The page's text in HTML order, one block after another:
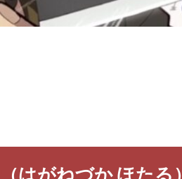
はがねづか ほたる）